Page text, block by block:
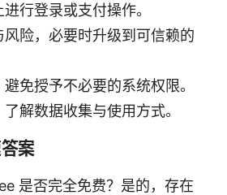
行登录或支付操作。
险，必要时升级到可信赖的
免授予不必要的系统权限。
解数据收集与使用方式。
案
是否完全免费？是的，存在